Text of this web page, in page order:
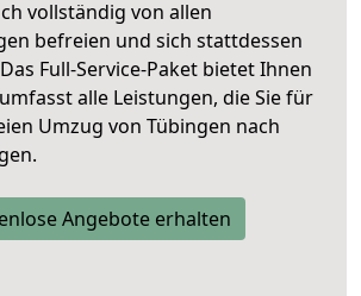
vollständig von allen
befreien und sich stattdessen
Das Full-Service-Paket bietet Ihnen
alle Leistungen, die Sie für
Umzug von Tübingen nach
Angebote erhalten